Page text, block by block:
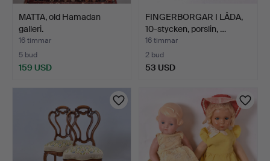
MATTA, old Hamadan
galleri.
16 timmar
5 bud
159 USD
FINGERBORGAR I LÅDA,
10-stycken, porslin, …
16 timmar
2 bud
53 USD